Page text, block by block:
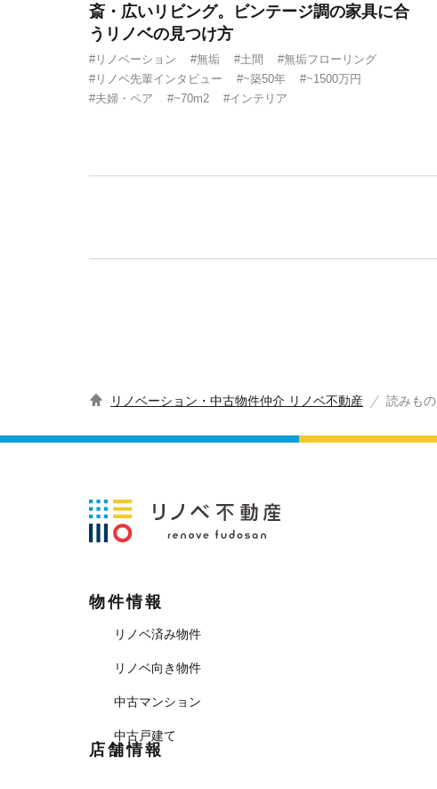
斎・広いリビング。ビンテージ調の家具に合
うリノベの見つけ方
#リノベーション #無垢 #土間
#無垢フローリング
#リノベ先輩インタビュー
#~築50年
#~1500万円
#夫婦・ペア
#~70m2 #インテリア
リノベーション・中古物件仲介 リノベ不動産 読みもの
物件情報
リノベ済み物件
リノベ向き物件
中古マンション
中古戸建て
店舗情報